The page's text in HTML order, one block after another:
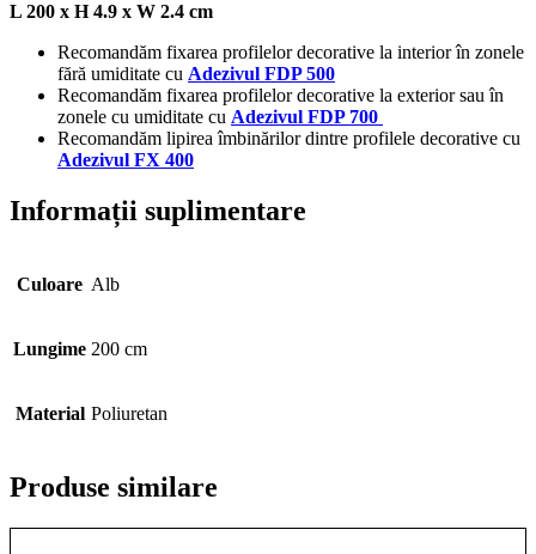
L 200 x H 4.9 x W 2.4 cm
Recomandăm fixarea profilelor decorative la interior în zonele
fără umiditate cu Adezivul FDP 500
Recomandăm fixarea profilelor decorative la exterior sau în
zonele cu umiditate cu Adezivul FDP 700
Recomandăm lipirea îmbinărilor dintre profilele decorative cu
Adezivul FX 400
Informații suplimentare
Culoare Alb
Lungime 200 cm
Material Poliuretan
Produse similare